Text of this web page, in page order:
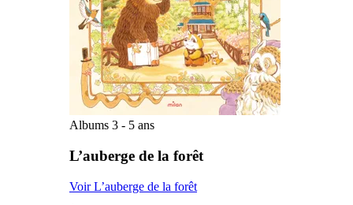
Albums 3 - 5 ans
L’auberge de la forêt
Voir L’auberge de la forêt